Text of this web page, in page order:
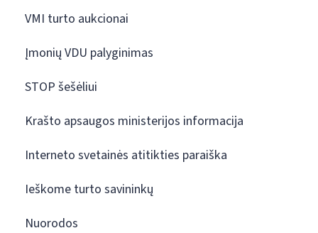
VMI turto aukcionai
Įmonių VDU palyginimas
STOP šešėliui
Krašto apsaugos ministerijos informacija
Interneto svetainės atitikties paraiška
Ieškome turto savininkų
Nuorodos